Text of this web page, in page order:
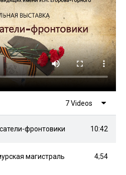
7 Videos
фронтовики 10:42
магистраль 4;54